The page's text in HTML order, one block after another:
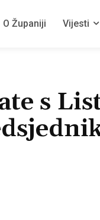
O Županiji Vijesti
s